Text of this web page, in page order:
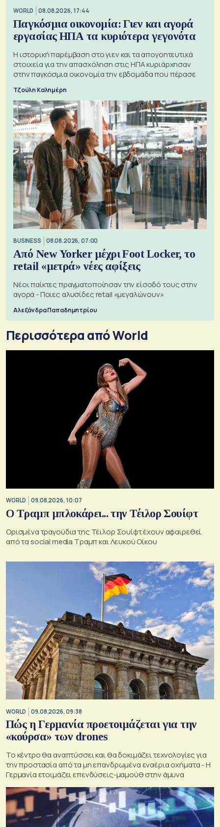
WORLD 08.08.2026, 17:44
Παγκόσμια οικονομία: Γιεν και αγορά
εργασίας ΗΠΑ τα κυριότερα γεγονότα
Η ιστορική παρέμβαση στο γιεν και τα απογοητευτικά
στοιχεία για την απασχόληση στις ΗΠΑ κυριάρχησαν
στην παγκόσμια οικονομία την εβδομάδα που πέρασε
Τζούλη Καλημέρη
BUSINESS 08.08.2026, 07:00
Από New Yorker μέχρι Foot Locker, το
retail «μετρά» νέες αφίξεις
Νέοι παίκτες πραγματοποίησαν την είσοδό τους στην
αγορά - Ποιες αλυσίδες retail «μεγαλώνουν»
Αλεξάνδρα Παπαδημητρίου
Περισσότερα από World
WORLD 09.08.2026, 10:07
Ο Τραμπ μπλοκάρει... την Τέιλορ Σουίφτ
Ορισμένα τραγούδια της Τέιλορ Σουίφτ έχουν αφαιρεθεί
από τα social media Τραμπ και Λευκού Οίκου
WORLD 09.08.2026, 09:38
Πώς η Γερμανία προετοιμάζεται για την
«κούρσα» των drones
Το κέντρο θα αναπτύσσει και θα δοκιμάζει τεχνολογίες για
την προστασία από τα μη επανδρωμένα εναέρια οχήματα - Η
Γερμανία ετοιμάζει επενδύσεις-μαμούθ στην άμυνα